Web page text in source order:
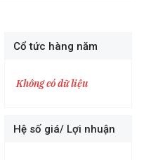
Cổ tức hàng năm
Không có dữ liệu
Hệ số giá/ Lợi nhuận